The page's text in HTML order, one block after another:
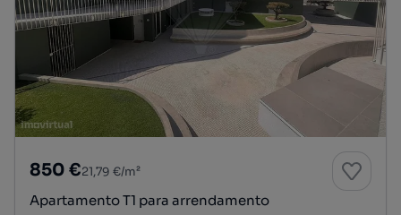
850 €21,79 €/m²
Apartamento T1 para arrendamento